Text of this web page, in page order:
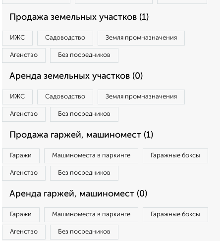
Продажа земельных участков (1)
ИЖС Садоводство Земля промназначения
Агенство Без посредников
Аренда земельных участков (0)
ИЖС Садоводство Земля промназначения
Агенство Без посредников
Продажа гаржей, машиномест (1)
Гаражи Машиноместа в паркинге Гаражные боксы
Агенство Без посредников
Аренда гаржей, машиномест (0)
Гаражи Машиноместа в паркинге Гаражные боксы
Агенство Без посредников